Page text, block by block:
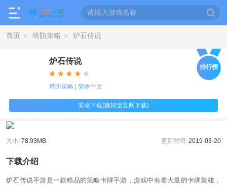
首页 > 塔防策略 > 炉石传说
排行榜
炉石传说
塔防策略 | 简体中文
安卓下载(跳转至官网下载)
大小: 78.93MB 更新时间: 2019-03-20
下载介绍
炉石传说手游是一款精品的策略卡牌手游，游戏中有着大量的卡牌英雄，